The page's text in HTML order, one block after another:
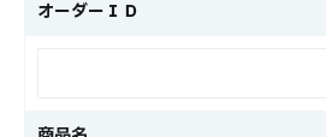
オーダーＩＤ